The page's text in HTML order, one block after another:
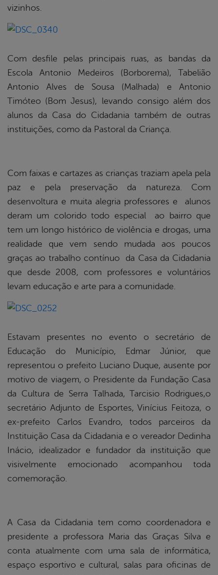
vizinhos.
Com desfile pelas principais ruas, as bandas da
Escola Antonio Medeiros (Borborema), Tabelião
Antonio Alves de Sousa (Malhada) e Antonio
Timóteo (Bom Jesus), levando consigo além dos
alunos da Casa do Cidadania também de outras
instituições, como da Pastoral da Criança.
Com faixas e cartazes as crianças traziam apela pela
paz e pela preservação da natureza. Com
desenvoltura e muita alegria professores e alunos
deram um colorido todo especial ao bairro que
tem um longo histórico de violência e drogas, uma
realidade que vem sendo mudada aos poucos
graças ao trabalho contínuo da Casa da Cidadania
que desde 2008, com professores e voluntários
levam educação e arte para a comunidade.
Estavam presentes no evento o secretário de
Educação do Município, Edmar Júnior, que
representou o prefeito Luciano Duque, ausente por
motivo de viagem, o Presidente da Fundação Casa
da Cultura de Serra Talhada, Tarcisio Rodrigues,o
secretário Adjunto de Esportes, Vinícius Feitoza, o
ex-prefeito Carlos Evandro, todos parceiros da
Instituição Casa da Cidadania e o vereador Dedinha
Inácio, idealizador e fundador da instituição que
visivelmente emocionado acompanhou toda
comemoração.
A Casa da Cidadania tem como coordenadora e
presidente a professora Maria das Graças Silva e
conta atualmente com uma sala de informática,
espaço esportivo e cultural, salas para oficinas de